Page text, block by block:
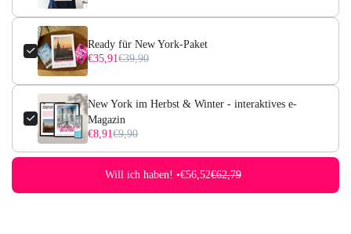
Ready für New York-Paket
€35,91€39,90
New York im Herbst & Winter - interaktives e-
Magazin
€8,91€9,90
Will ich haben! •€56,52€62,79